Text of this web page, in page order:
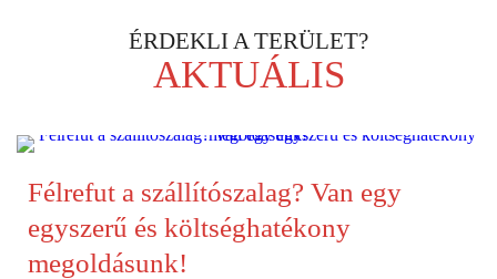
ÉRDEKLI A TERÜLET?
AKTUÁLIS
Félrefut a szállítószalag? Van egy
egyszerű és költséghatékony
megoldásunk!